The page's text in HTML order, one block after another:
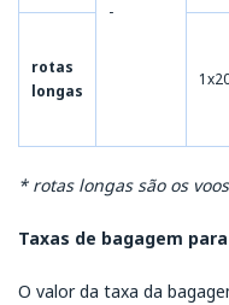
-
rotas
longas
* rotas longas são os
Taxas de bagagem
O valor da taxa da